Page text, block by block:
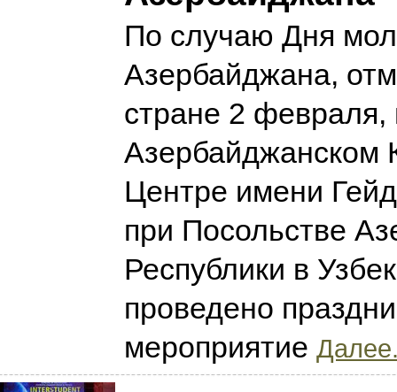
По случаю Дня
Азербайджана,
стране 2 февраля,
Азербайджанском
Центре имени
при Посольстве
Республики в
проведено
мероприятие